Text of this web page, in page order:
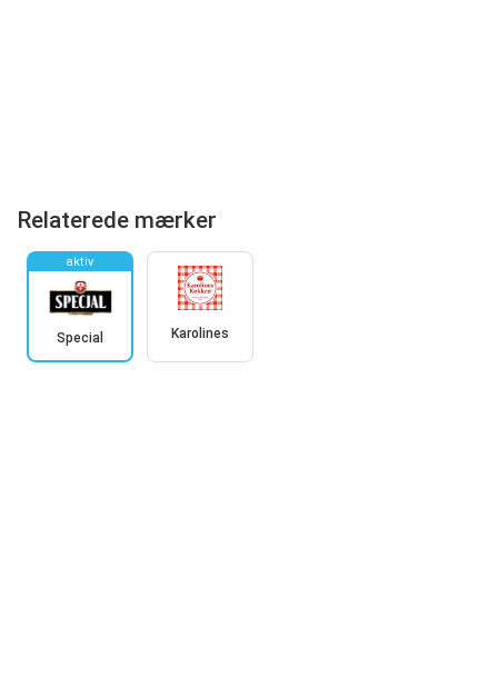
Relaterede mærker
aktiv
Special Karolines